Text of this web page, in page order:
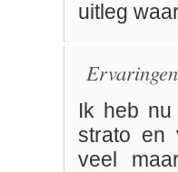
uitleg
Ik heb
strato en
veel